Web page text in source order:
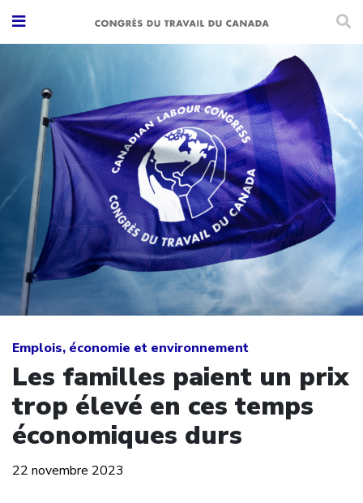
Emplois, économie et environnement
Les familles paient un prix
trop élevé en ces temps
économiques durs
22 novembre 2023